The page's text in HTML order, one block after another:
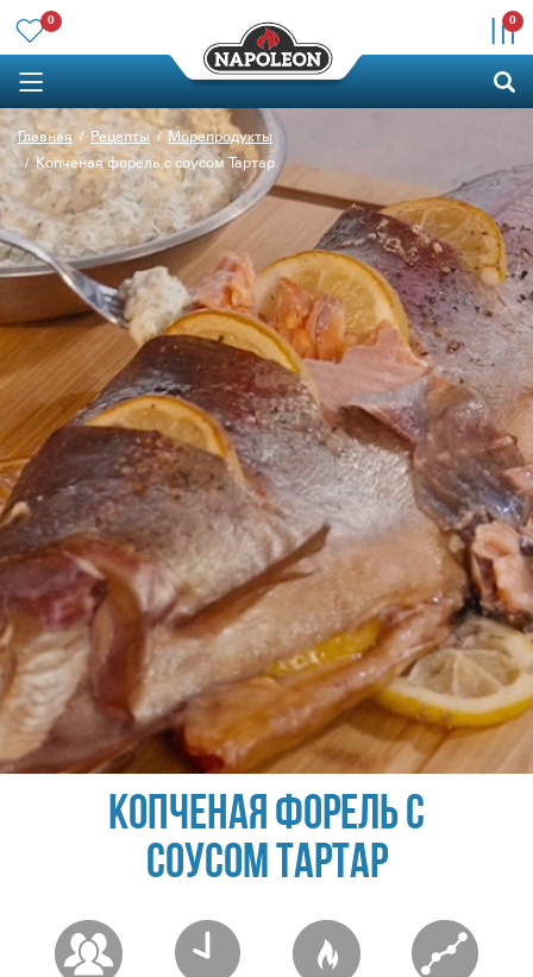
0 0
Главная Рецепты
Морепродукты
Копченая форель с соусом Тартар
Копченая форель с
соусом Тартар